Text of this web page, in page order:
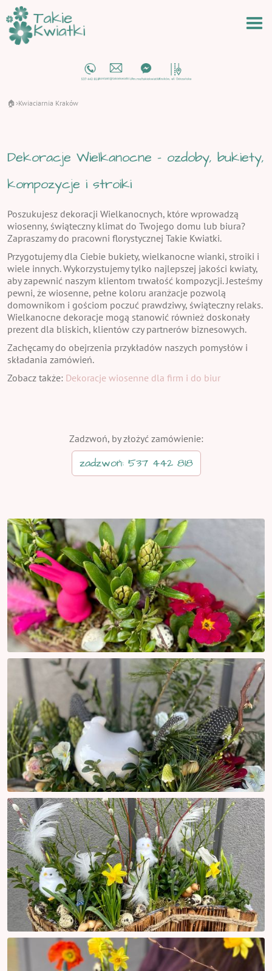
🏠 ›Kwiaciarnia Kraków
Dekoracje Wielkanocne - ozdoby, bukiety,
kompozycje i stroiki
Poszukujesz dekoracji Wielkanocnych, które wprowadzą
wiosenny, świąteczny klimat do Twojego domu lub biura?
Zapraszamy do pracowni florystycznej Takie Kwiatki.
Przygotujemy dla Ciebie bukiety, wielkanocne wianki, stroiki i
wiele innych. Wykorzystujemy tylko najlepszej jakości kwiaty,
aby zapewnić naszym klientom trwałość kompozycji. Jesteśmy
pewni, że wiosenne, pełne koloru aranżacje pozwolą
domownikom i gościom poczuć prawdziwy, świąteczny relaks.
Wielkanocne dekoracje mogą stanowić również doskonały
prezent dla bliskich, klientów czy partnerów biznesowych.
Zachęcamy do obejrzenia przykładów naszych pomysłów i
składania zamówień.
Zobacz także: Dekoracje wiosenne dla firm i do biur
Zadzwoń, by złożyć zamówienie:
zadzwoń: 537 442 818